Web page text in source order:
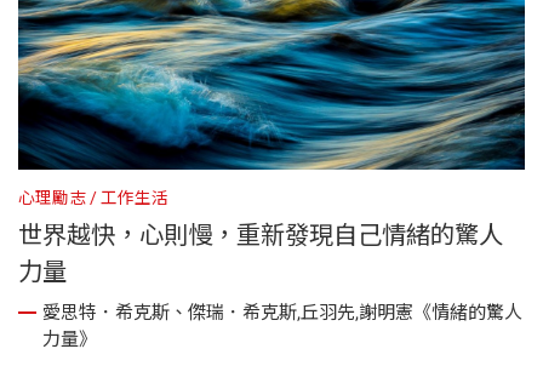
心理勵志 工作生活
世界越快，心則慢，重新發現自己情緒的驚人
力量
愛思特．希克斯、傑瑞．希克斯,丘羽先,謝明憲《情緒的驚人
力量》